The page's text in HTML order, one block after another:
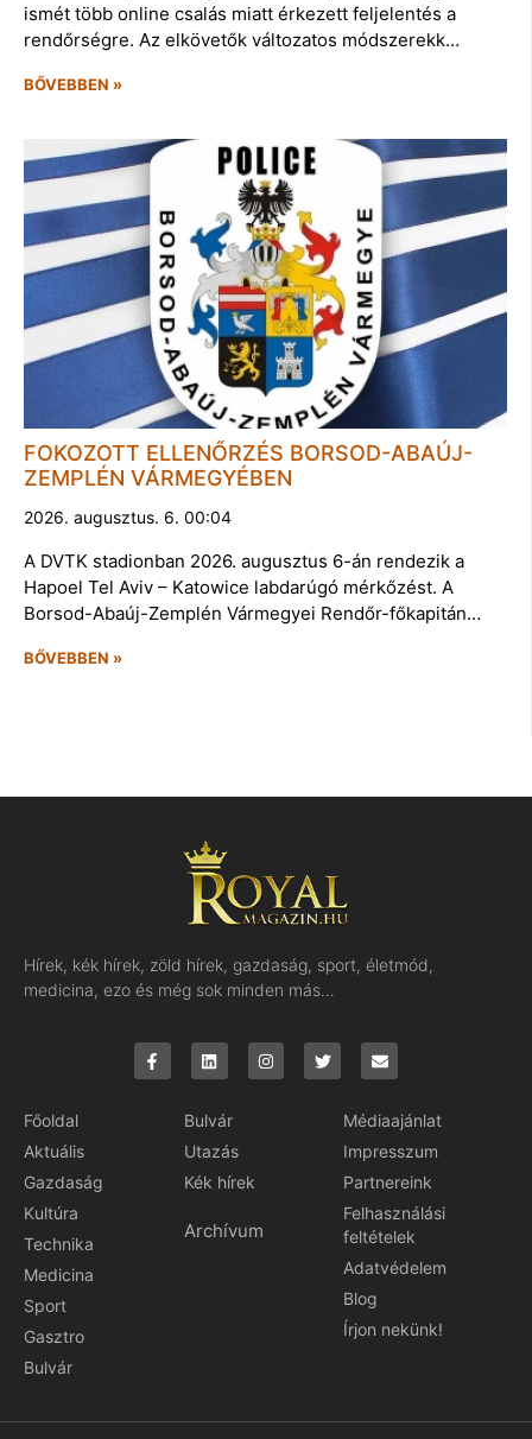
ismét több online csalás miatt érkezett feljelentés a
rendőrségre. Az elkövetők változatos módszerekk…
BŐVEBBEN »
FOKOZOTT ELLENŐRZÉS BORSOD-ABAÚJ-
ZEMPLÉN VÁRMEGYÉBEN
2026. augusztus. 6. 00:04
A DVTK stadionban 2026. augusztus 6-án rendezik a
Hapoel Tel Aviv – Katowice labdarúgó mérkőzést. A
Borsod-Abaúj-Zemplén Vármegyei Rendőr-főkapitán…
BŐVEBBEN »
Hírek, kék hírek, zöld hírek, gazdaság, sport, életmód,
medicina, ezo és még sok minden más…
Főoldal
Aktuális
Gazdaság
Kultúra
Technika
Medicina
Sport
Gasztro
Bulvár
Bulvár
Utazás
Kék hírek
Archívum
Médiaajánlat
Impresszum
Partnereink
Felhasználási
feltételek
Adatvédelem
Blog
Írjon nekünk!